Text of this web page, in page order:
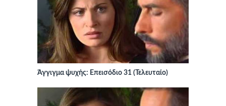
Άγγιγμα ψυχής: Επεισόδιο 31 (Τελευταίο)